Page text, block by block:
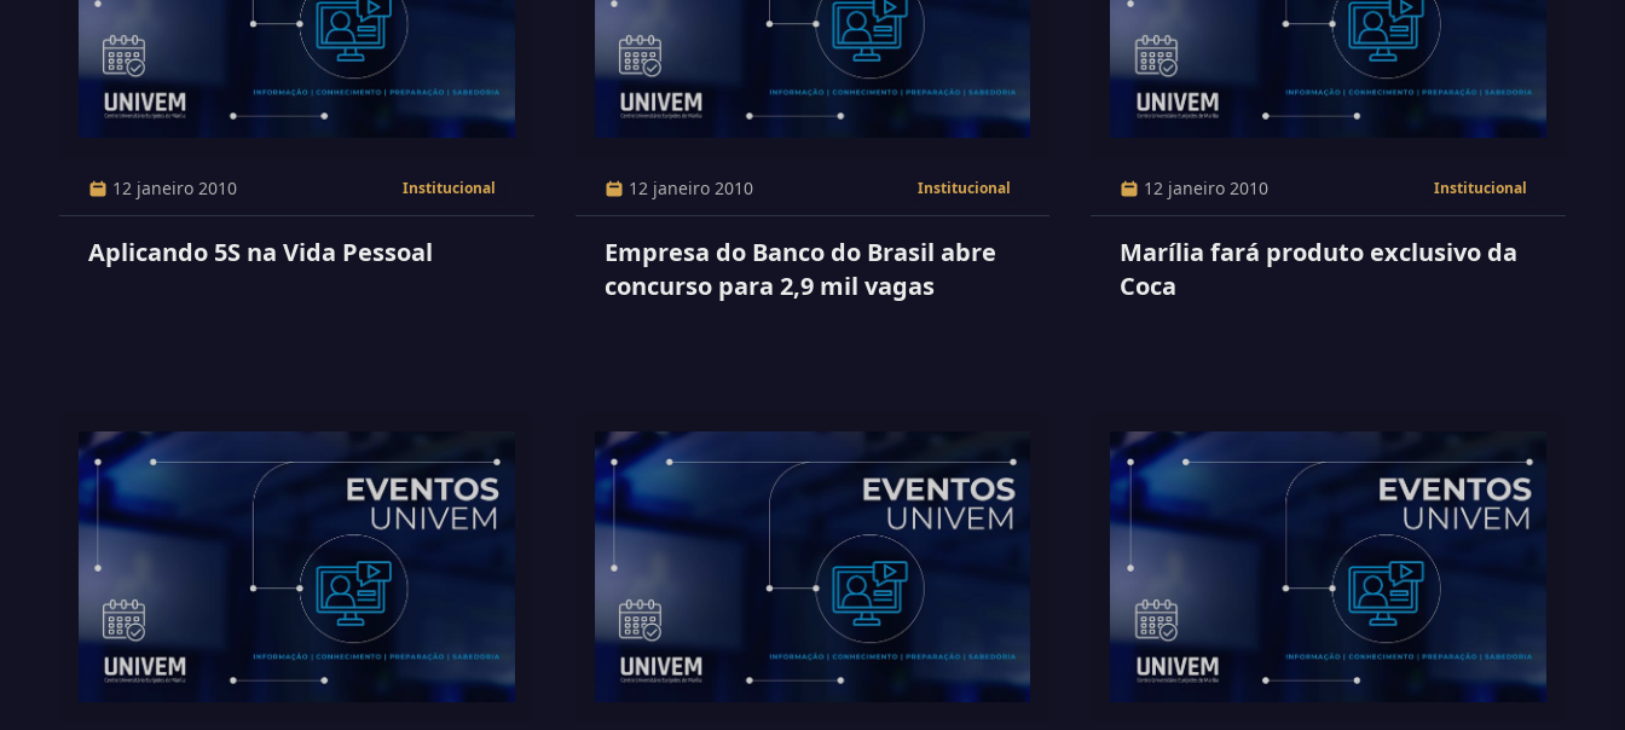
12 janeiro 2010 Institucional
Aplicando 5S na Vida Pessoal
12 janeiro 2010 Institucional
Empresa do Banco do Brasil abre
concurso para 2,9 mil vagas
12 janeiro 2010 Institucional
Marília fará produto exclusivo da
Coca